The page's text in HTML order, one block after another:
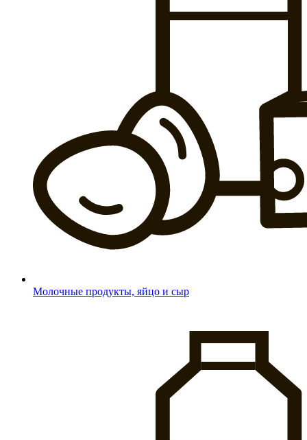
Молочные продукты, яйцо и сыр